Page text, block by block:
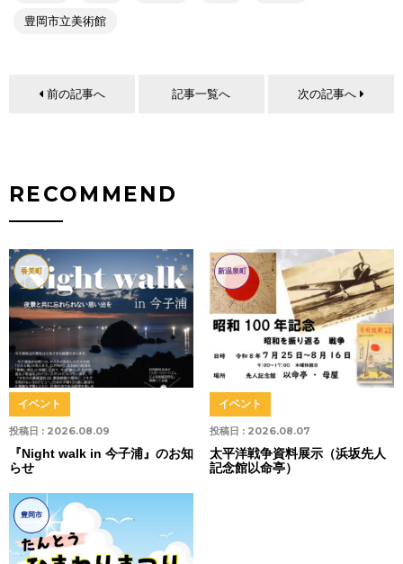
豊岡市立美術館
前の記事へ 記事一覧へ 次の記事へ
RECOMMEND
香美町
投稿日 : 2026.08.09
イベント
『Night walk in 今子浦』のお知
らせ
新温泉町
投稿日 : 2026.08.07
イベント
太平洋戦争資料展示（浜坂先人
記念館以命亭）
豊岡市